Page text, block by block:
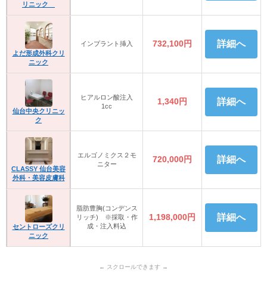
リニック
よだ形成外科クリ
ニック
インプラント挿入 732,100円 詳細へ
仙台中央クリニッ
ク
ヒアルロン酸注入
1cc
1,340円 詳細へ
CLASSY 仙台美容
外科・美容皮膚科
エルゴノミクス２モ
ニター
720,000円 詳細へ
セントローズクリ
ニック
脂肪豊胸(コンデンス
リッチ) ※採取・作
成・注入料込
1,198,000円 詳細へ